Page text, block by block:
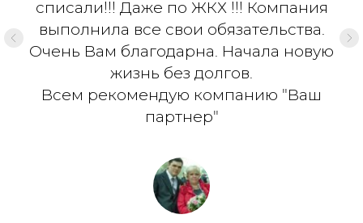
списали!!! Даже по ЖКХ !!! Компания
выполнила все свои обязательства.
Очень Вам благодарна. Начала новую
жизнь без долгов.
Всем рекомендую компанию "Ваш
партнер"